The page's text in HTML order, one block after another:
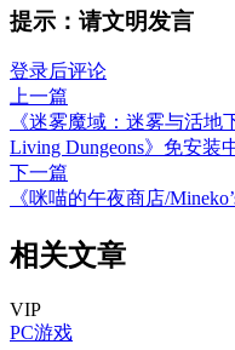
提示：请文明发言
登录后评论
上一篇
《迷雾魔域：迷雾与活地
Living Dungeons》免安装
下一篇
《咪喵的午夜商店/
相关文章
VIP
PC游戏